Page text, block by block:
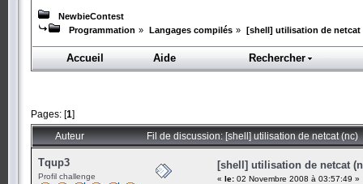
NewbieContest
Programmation » Langages compilés » [shell] utilisation de netcat
Accueil Aide Rechercher
Pages: [1]
Auteur Fil de discussion: [shell] utilisation de netcat (nc)
Tqup3
Profil challenge
[shell] utilisation de netcat
« le: 02 Novembre 2008 à 03:57:49 »